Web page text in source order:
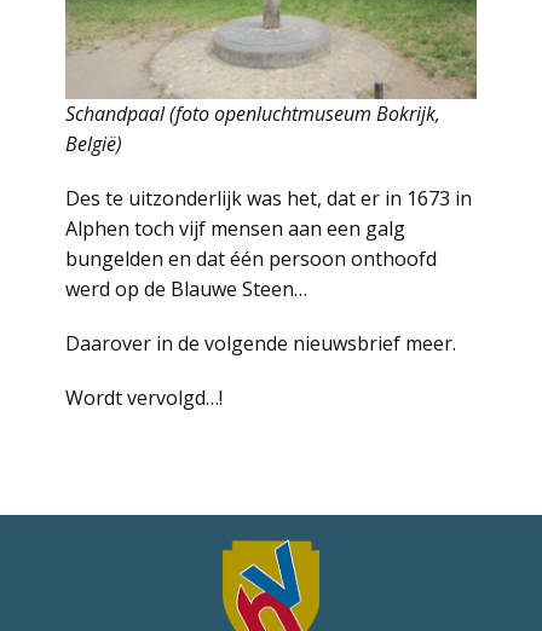
Schandpaal (foto openluchtmuseum Bokrijk,
België)
Des te uitzonderlijk was het, dat er in 1673 in
Alphen toch vijf mensen aan een galg
bungelden en dat één persoon onthoofd
werd op de Blauwe Steen…
Daarover in de volgende nieuwsbrief meer.
Wordt vervolgd…!